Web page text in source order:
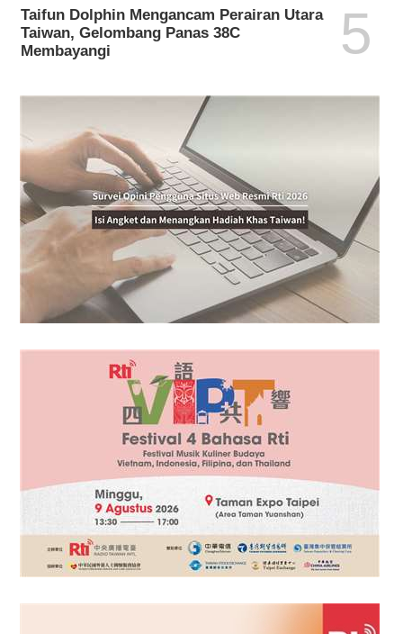
Taifun Dolphin Mengancam Perairan Utara
Taiwan, Gelombang Panas 38C
Membayangi
5